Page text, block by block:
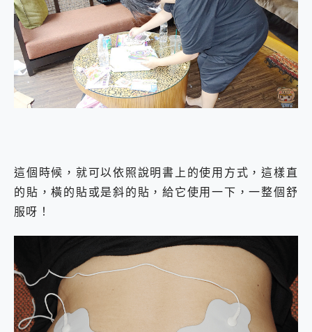
這個時候，就可以依照說明書上的使用方式，這樣直
的貼，橫的貼或是斜的貼，給它使用一下，一整個舒
服呀！